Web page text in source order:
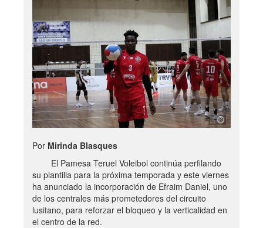
Por Mirinda Blasques
El Pamesa Teruel Voleibol continúa perfilando
su plantilla para la próxima temporada y este viernes
ha anunciado la incorporación de Efraim Daniel, uno
de los centrales más prometedores del circuito
lusitano, para reforzar el bloqueo y la verticalidad en
el centro de la red.